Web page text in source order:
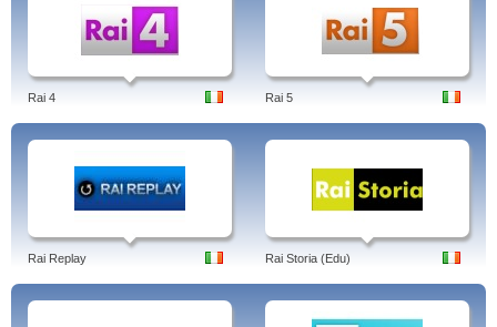
Rai 4 Rai 5
Rai Replay Rai Storia (Edu)